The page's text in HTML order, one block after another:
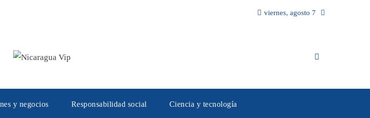
viernes, agosto 7
y negocios Responsabilidad social Ciencia y tecnología